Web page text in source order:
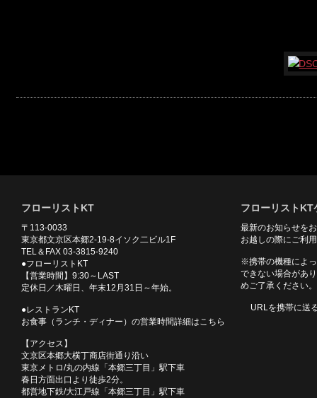
フローリストKT
〒113-0033
東京都文京区本郷2-19-8イソク二ビル1F
TEL＆FAX 03-3815-9240
●フローリストKT
【営業時間】9:30～LAST
定休日／木曜日、年末12月31日～年始。
●レストランKT
お食事（ランチ・ディナー）の営業時間詳細はこちら
【アクセス】
文京区本郷大横丁商店街通り沿い
東京メトロ/丸の内線「本郷三丁目」駅下車
春日方面出口より徒歩2分。
都営地下鉄/大江戸線「本郷三丁目」駅下車
フローリストKT
最新のお知らせを
お越しの際にご利
※携帯の機種によ
できない場合があ
めご了承ください。
URLを携帯に送